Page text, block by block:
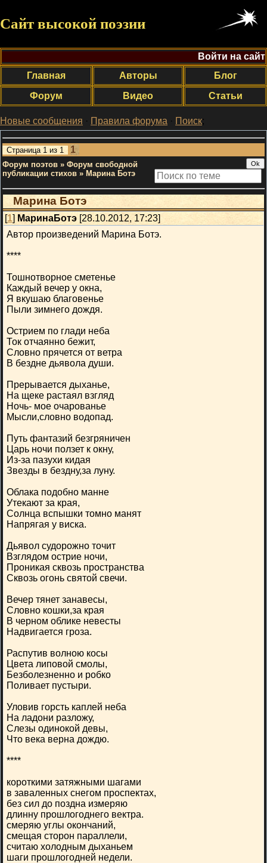
Сайт высокой поэзии
Войти на сайт
Главная
Авторы
Блог
Форум
Видео Статьи
Новые сообщения · Правила форума · Поиск;
Страница 1 из 1 1
Форум поэтов » Форум свободной
публикации стихов » Марина Ботэ
Марина Ботэ
[1] МаринаБотэ [28.10.2012, 17:23]
Автор произведений Марина Ботэ.
****
Тошнотворное сметенье
Каждый вечер у окна,
Я вкушаю благовенье
Пыли зимнего дождя.
Острием по глади неба
Ток отчаянно бежит,
Словно прячется от ветра
В бездне дьявола души.
Прерывается дыханье,
На щеке растаял взгляд
Ночь- мое очарованье
Мысли,словно водопад.
Путь фантазий безгряничен
Царь ночи ползет к окну,
Из-за пазухи кидая
Звезды в бездну,за луну.
Облака подобно манне
Утекают за края,
Солнца вспышки томно манят
Напрягая у виска.
Дьявол судорожно точит
Взглядом острие ночи,
Проникая сквозь пространства
Сквозь огонь святой свечи.
Вечер тянет занавесы,
Словно кошки,за края
В черном облике невесты
Надвигается гроза.
Распутив волною косы
Цвета липовой смолы,
Безболезненно и робко
Поливает пустыри.
Уловив горсть каплей неба
На ладони разложу,
Слезы одинокой девы,
Что века верна дождю.
****
короткими затяжными шагами
в заваленных снегом проспектах,
без сил до поздна измеряю
длинну прошлогоднего вектра.
смеряю углы окончаний,
смещая сторон параллели,
считаю холодным дыханьем
шаги прошлогодней недели.